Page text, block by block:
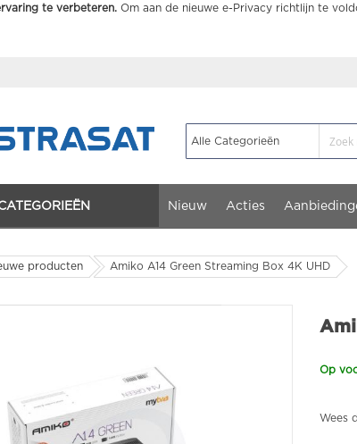
te verbeteren. Om aan de nieuwe e-Privacy richtlijn te
Nieuw Acties
producten Amiko A14 Green Streaming Box 4K UHD
Op
Wees